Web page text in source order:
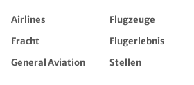
Airlines Flugzeuge
Fracht
Flugerlebnis
General Aviation
Stellen